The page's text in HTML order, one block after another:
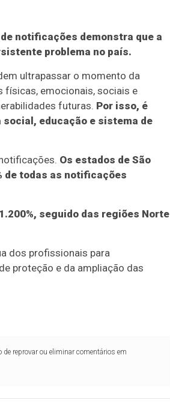
notificações demonstra que a
problema no país.
ultrapassar o momento da
físicas, emocionais, sociais e
futuras. Por isso, é
educação e sistema de
Os estados de São
de todas as notificações
seguido das regiões Norte
dos profissionais para
proteção e da ampliação das
reprovar ou eliminar comentários em